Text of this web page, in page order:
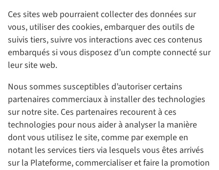
Ces sites web pourraient collecter des données sur
vous, utiliser des cookies, embarquer des outils de
suivis tiers, suivre vos interactions avec ces contenus
embarqués si vous disposez d’un compte connecté sur
leur site web.
Nous sommes susceptibles d’autoriser certains
partenaires commerciaux à installer des technologies
sur notre site. Ces partenaires recourent à ces
technologies pour nous aider à analyser la manière
dont vous utilisez le site, comme par exemple en
notant les services tiers via lesquels vous êtes arrivés
sur la Plateforme, commercialiser et faire la promotion